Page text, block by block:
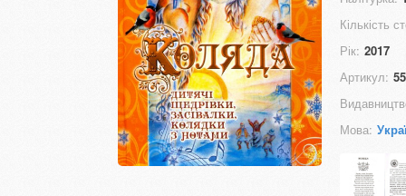
Кількість
Рік: 2017
Артикул:
Мова: